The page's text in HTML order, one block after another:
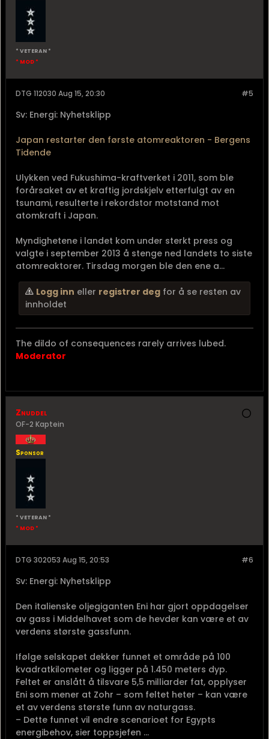
* VETERAN *
* MOD *
#5
DTG 112030 Aug 15, 20:30
Sv: Energi: Nyhetsklipp
Japan restarter den første atomreaktoren - Bergens
Tidende
Ulykken ved Fukushima-kraftverket i 2011, som ble
forårsaket av et kraftig jordskjelv etterfulgt av en
tsunami, resulterte i rekordstor motstand mot
atomkraft i Japan.
Myndighetene i landet kom under sterkt press og
valgte i september 2013 å stenge ned landets to siste
atomreaktorer. Tirsdag morgen ble den ene a...
Logg inn eller registrer deg for å se resten av
innholdet
The dildo of consequences rarely arrives lubed.
Moderator
Znuddel
OF-2 Kaptein
Sponsor
* VETERAN *
* MOD *
#6
DTG 302053 Aug 15, 20:53
Sv: Energi: Nyhetsklipp
Den italienske oljegiganten Eni har gjort oppdagelser
av gass i Middelhavet som de hevder kan være et av
verdens største gassfunn.
Ifølge selskapet dekker funnet et område på 100
kvadratkilometer og ligger på 1.450 meters dyp.
Feltet er anslått å tilsvare 5,5 milliarder fat, opplyser
Eni som mener at Zohr – som feltet heter – kan være
et av verdens største funn av naturgass.
– Dette funnet vil endre scenarioet for Egypts
energibehov, sier toppsjefen ...